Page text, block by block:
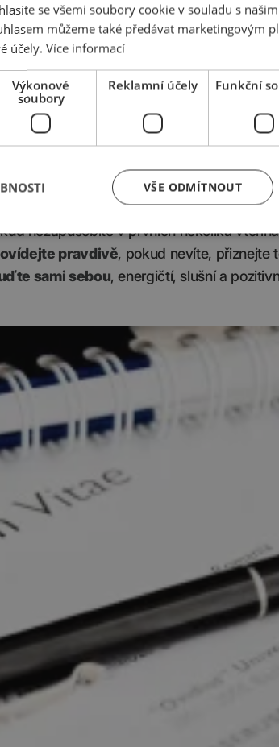
NE
chvíle – pozvání na
vaše odmítnutí nebo pozdní příchod
vážné důvody akceptujeme,
vlídný úsměv, oční kontakt a
nezapůsobíte v prvních několika
pravdivě, pokud nevíte, přiznejte
sami sebou, energičtí, slušní a
se všemi soubory cookie v souladu s
můžeme také předávat marketingovým
účely. Více informací
Výkonové
soubory
Reklamní účely Funkční
VŠE ODMÍTNOUT